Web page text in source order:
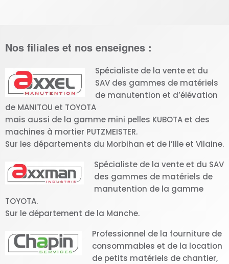
Nos filiales et nos enseignes :
Spécialiste de la vente et du
SAV des gammes de matériels
de manutention et d’élévation
de MANITOU et TOYOTA
mais aussi de la gamme mini pelles KUBOTA et des
machines à mortier PUTZMEISTER.
Sur les départements du Morbihan et de l’Ille et Vilaine.
Spécialiste de la vente et du SAV
des gammes de matériels de
manutention de la gamme
TOYOTA.
Sur le département de la Manche.
Professionnel de la fourniture de
consommables et de la location
de petits matériels de chantier,